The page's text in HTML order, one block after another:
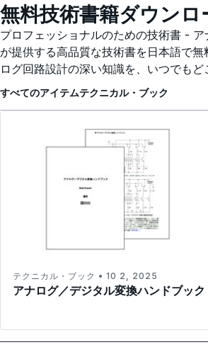
無料技術書籍ダウンロ
プロフェッショナルのための技術書 -
が提供する高品質な技術書を日本語で
ログ回路設計の深い知識を、いつでもど
すべてのアイテムテクニカル・ブック
アナログ／デジタル変換ハンドブック
テクニカル・ブック • 10 2, 2025